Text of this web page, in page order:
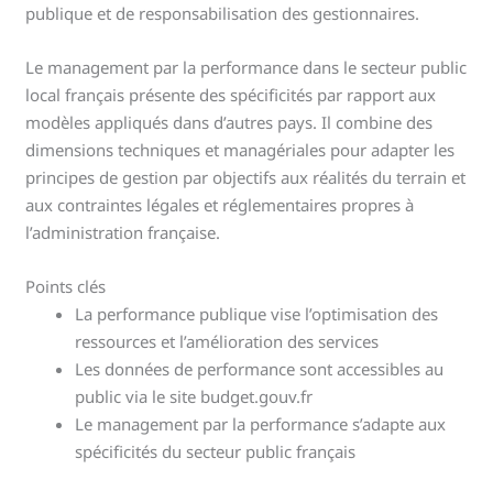
publique et de responsabilisation des gestionnaires.
Le management par la performance dans le secteur public
local français présente des spécificités par rapport aux
modèles appliqués dans d’autres pays. Il combine des
dimensions techniques et managériales pour adapter les
principes de gestion par objectifs aux réalités du terrain et
aux contraintes légales et réglementaires propres à
l’administration française.
Points clés
La performance publique vise l’optimisation des
ressources et l’amélioration des services
Les données de performance sont accessibles au
public via le site budget.gouv.fr
Le management par la performance s’adapte aux
spécificités du secteur public français